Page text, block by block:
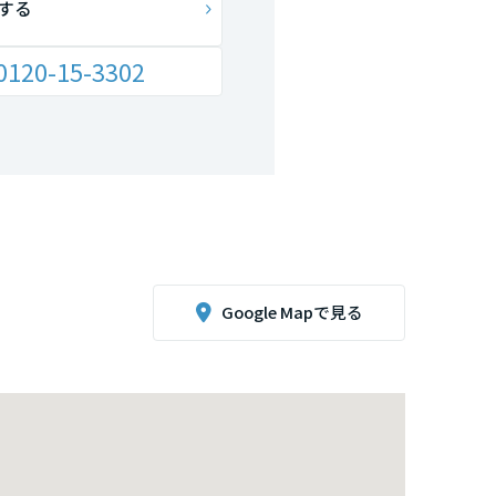
る
15-3302
Google Mapで見る